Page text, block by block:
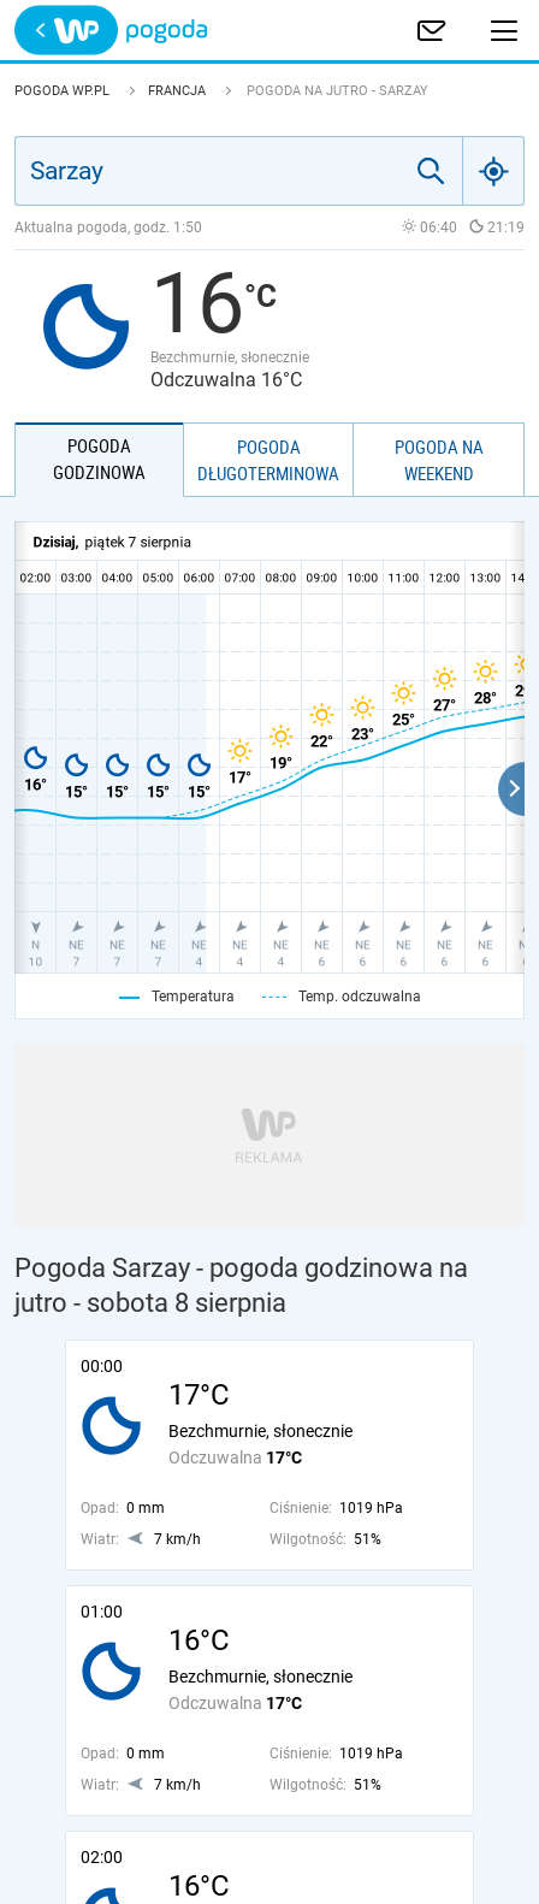
Trwa ładowanie
POLSKA
JAKOŚĆ POWIETRZA
POGODA WP.PL FRANCJA POGODA NA JUTRO - SARZAY
Aktualna pogoda, godz. 1:50 06:40 21:19
16
Bezchmurnie, słonecznie
Odczuwalna 16°C
POGODA
GODZINOWA
POGODA
DŁUGOTERMINOWA
POGODA NA
WEEKEND
Temperatura Temp. odczuwalna
Pogoda Sarzay - pogoda godzinowa na
jutro - sobota 8 sierpnia
00:00
17°C
Odczuwalna 17°C
Bezchmurnie, słonecznie
Opad: 0 mm Ciśnienie: 1019 hPa
Wiatr:
7 km/h Wilgotność: 51%
01:00
16°C
Odczuwalna 17°C
Bezchmurnie, słonecznie
Opad: 0 mm Ciśnienie: 1019 hPa
Wiatr:
7 km/h Wilgotność: 51%
02:00
16°C